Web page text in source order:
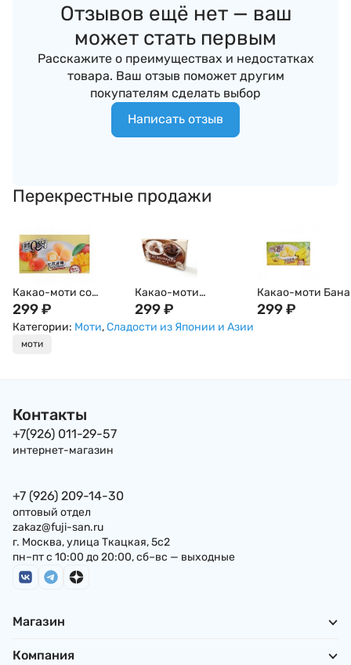
Отзывов ещё нет — ваш
может стать первым
Расскажите о преимуществах и недостатках
товара. Ваш отзыв поможет другим
покупателям сделать выбор
Написать отзыв
Перекрестные продажи
Какао-моти со
вкусом манго "Роял"
80г Тайвань
299₽
Какао-моти
Шоколад, Тайвань,
80г
299₽
Какао-моти
Тайвань, 80г
299₽
Категории: Моти,Сладости из Японии и Азии
моти
Контакты
+7(926) 011-29-57
интернет-магазин
+7 (926) 209-14-30
оптовый отдел
zakaz@fuji-san.ru
г. Москва, улица Ткацкая, 5с2
пн–пт с 10:00 до 20:00, сб–вс — выходные
Магазин
Компания